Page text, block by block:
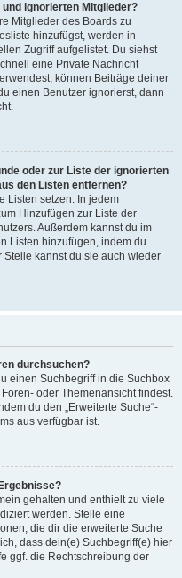
ignorierten Mitglieder?
Mitglieder des Boards zu
hinzufügst, werden in
Zugriff aufgelistet. Du siehst
eine Private Nachricht
können Beiträge deiner
einen Benutzer ignorierst, dann
oder zur Liste der ignorierten
den Listen entfernen?
Listen setzen: In jedem
Hinzufügen zur Liste der
Außerdem kannst du im
Listen hinzufügen, indem du
kannst du sie auch wieder
durchsuchen?
einen Suchbegriff in die Suchbox
oder Themenansicht findest.
du den „Erweiterte Suche“-
aus verfügbar ist.
gehalten und enthielt zu viele
werden. Stelle eine
die dir die erweiterte Suche
dass dein(e) Suchbegriff(e) hier
ggf. die Rechtschreibung der